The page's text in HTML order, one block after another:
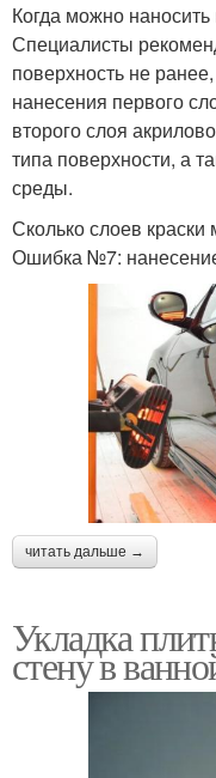
Когда можно
Специалисты
поверхность не
нанесения первого
второго слоя
типа поверхности, а
среды.
Сколько слоев
Ошибка №7:
читать дальше →
Укладка
стену в